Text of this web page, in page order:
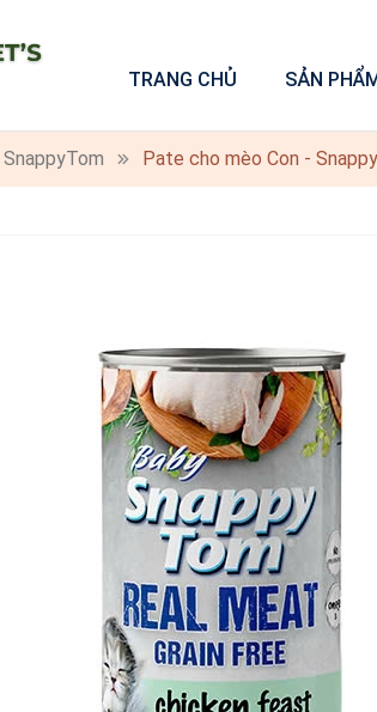
TRANG CHỦ SẢN PHẨM
SnappyTom Pate cho mèo Con -